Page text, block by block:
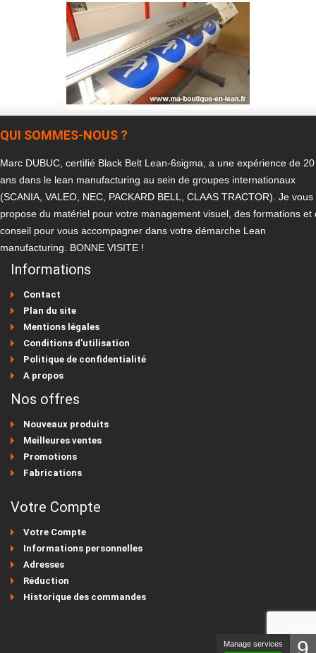
QUI SOMMES-NOUS ?
Marc DUBUC, certifié Black Belt Lean-6sigma, a une expérience de 20
ans dans le lean manufacturing au sein de groupes internationaux
(SCANIA, VALEO, NEC, PACKARD BELL, CLAAS TRACTOR). Je vous
propose du matériel pour votre management visuel, des formations et
conseil pour vous accompagner dans votre démarche Lean
manufacturing. BONNE VISITE !
Informations
Contact
Plan du site
Mentions légales
Conditions d'utilisation
Politique de confidentialité
A propos
Nos offres
Nouveaux produits
Meilleures ventes
Promotions
Fabrications
Votre Compte
Votre Compte
Informations personnelles
Adresses
Réduction
Historique des commandes
Manage services